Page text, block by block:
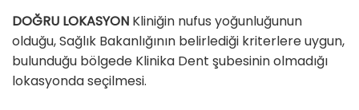
DOĞRU LOKASYON Kliniğin nufus yoğunluğunun
olduğu, Sağlık Bakanlığının belirlediği kriterlere uygun,
bulunduğu bölgede Klinika Dent şubesinin olmadığı
lokasyonda seçilmesi.